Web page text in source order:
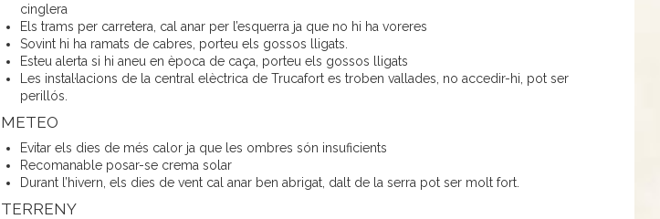
cinglera
Els trams per carretera, cal anar per l’esquerra ja que no hi ha voreres
Sovint hi ha ramats de cabres, porteu els gossos lligats.
Esteu alerta si hi aneu en època de caça, porteu els gossos lligats
Les instal·lacions de la central elèctrica de Trucafort es troben vallades, no accedir-hi, pot ser
perillós.
METEO
Evitar els dies de més calor ja que les ombres són insuficients
Recomanable posar-se crema solar
Durant l’hivern, els dies de vent cal anar ben abrigat, dalt de la serra pot ser molt fort.
TERRENY